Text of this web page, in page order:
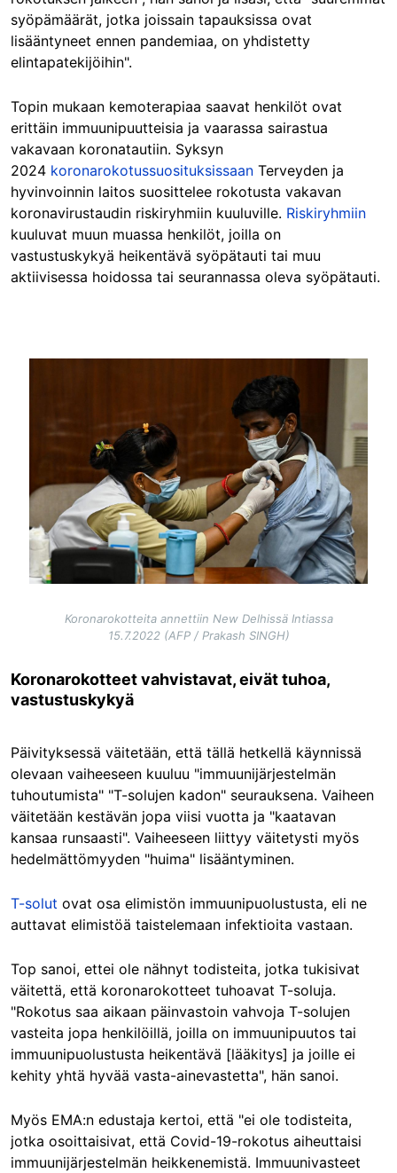
syöpämäärät, jotka joissain tapauksissa ovat
lisääntyneet ennen pandemiaa, on yhdistetty
elintapatekijöihin".
Topin mukaan kemoterapiaa saavat henkilöt ovat
erittäin immuunipuutteisia ja vaarassa sairastua
vakavaan koronatautiin. Syksyn
2024 koronarokotussuosituksissaan Terveyden ja
hyvinvoinnin laitos suosittelee rokotusta vakavan
koronavirustaudin riskiryhmiin kuuluville. Riskiryhmiin
kuuluvat muun muassa henkilöt, joilla on
vastustuskykyä heikentävä syöpätauti tai muu
aktiivisessa hoidossa tai seurannassa oleva syöpätauti.
Koronarokotteita annettiin New Delhissä Intiassa
15.7.2022 (AFP / Prakash SINGH)
Koronarokotteet vahvistavat, eivät tuhoa,
vastustuskykyä
Päivityksessä väitetään, että tällä hetkellä käynnissä
olevaan vaiheeseen kuuluu "immuunijärjestelmän
tuhoutumista" "T-solujen kadon" seurauksena. Vaiheen
väitetään kestävän jopa viisi vuotta ja "kaatavan
kansaa runsaasti". Vaiheeseen liittyy väitetysti myös
hedelmättömyyden "huima" lisääntyminen.
T-solut ovat osa elimistön immuunipuolustusta, eli ne
auttavat elimistöä taistelemaan infektioita vastaan.
Top sanoi, ettei ole nähnyt todisteita, jotka tukisivat
väitettä, että koronarokotteet tuhoavat T-soluja.
"Rokotus saa aikaan päinvastoin vahvoja T-solujen
vasteita jopa henkilöillä, joilla on immuunipuutos tai
immuunipuolustusta heikentävä [lääkitys] ja joille ei
kehity yhtä hyvää vasta-ainevastetta", hän sanoi.
Myös EMA:n edustaja kertoi, että "ei ole todisteita,
jotka osoittaisivat, että Covid-19-rokotus aiheuttaisi
immuunijärjestelmän heikkenemistä. Immuunivasteet